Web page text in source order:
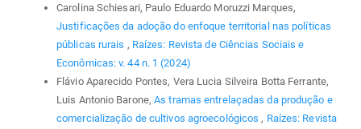
Carolina Schiesari, Paulo Eduardo Moruzzi Marques,
Justificações da adoção do enfoque territorial nas políticas
públicas rurais , Raízes: Revista de Ciências Sociais e
Econômicas: v. 44 n. 1 (2024)
Flávio Aparecido Pontes, Vera Lucia Silveira Botta Ferrante,
Luis Antonio Barone,As tramas entrelaçadas da produção e
comercialização de cultivos agroecológicos , Raízes: Revista